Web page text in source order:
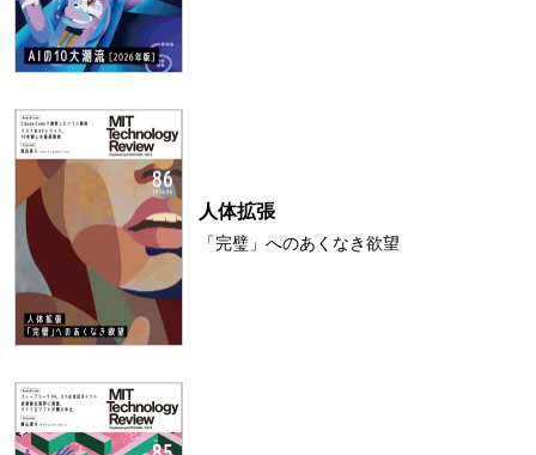
人体拡張
「完璧」へのあくなき欲望